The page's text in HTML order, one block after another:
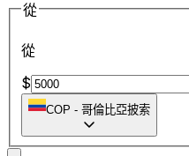
從
從
$
COP - 哥倫比亞披索